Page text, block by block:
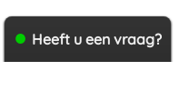
Heeft u een vraag?